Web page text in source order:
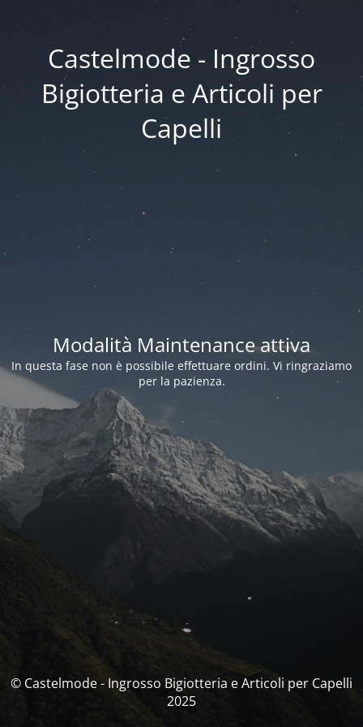
Castelmode - Ingrosso
Bigiotteria e Articoli per
Capelli
Modalità Maintenance attiva
In questa fase non è possibile effettuare ordini. Vi ringraziamo
per la pazienza.
© Castelmode - Ingrosso Bigiotteria e Articoli per Capelli
2025